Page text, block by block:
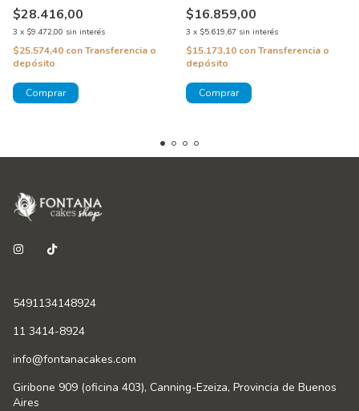
$28.416,00
3 x $9.472,00 sin interés
$25.574,40 conTransferencia o
depósito
$16.859,00
3 x $5.619,67 sin interés
$15.173,10 conTransferencia o
depósito
5491134148924
11 3414-8924
info@fontanacakes.com
Giribone 909 (oficina 403), Canning-Ezeiza, Provincia de Buenos
Aires